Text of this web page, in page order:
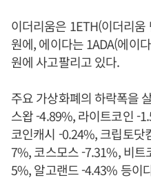
이더리움은 1ETH(이더리
원에, 에이다는 1ADA(에이
원에 사고팔리고 있다.
주요 가상화폐의 하락폭을
스왑 -4.89%, 라이트코인 -
코인캐시 -0.24%, 크립토닷
7%, 코스모스 -7.31%, 비트
5%, 알고랜드 -4.43% 등이